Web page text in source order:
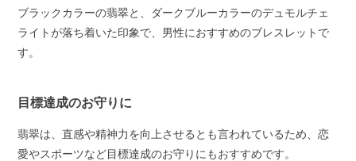
ブラックカラーの翡翠と、ダークブルーカラーのデュモルチェ
ライトが落ち着いた印象で、男性におすすめのブレスレットで
す。
目標達成のお守りに
翡翠は、直感や精神力を向上させるとも言われているため、恋
愛やスポーツなど目標達成のお守りにもおすすめです。